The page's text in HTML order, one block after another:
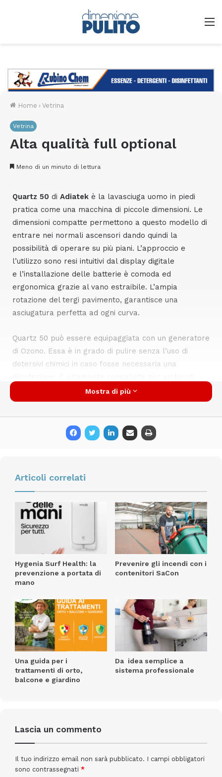
Home › Vetrina
Vetrina
Alta qualità full optional
Meno di un minuto di lettura
Quartz 50 di Adiatek è la lavasciuga uomo in piedi
pratica come una macchina di piccole dimensioni. Le
dimensioni compatte permettono a questo modello di
entrare nei normali ascensori dando quindi la
possibilità di operare su più piani. L’approccio e
l’utilizzo sono resi intuitivi dal display digitale
e l’installazione delle batterie è comoda ed
ergonomica grazie al vano estraibile. L’ampia
rotazione del tergi pavimento, garantisce una
asciugatura perfetta ad ogni curva.
Quartz 50 può essere equipaggiata con un generatore
di Ozono. Essa è in grado di pulire senza l’uso di
detersivi chimici in caso fosse necessaria una
ospedalieri ove è necessaria sia una pulizia che di
sanificazione.
www.adiatek.com
Mostra di più
Articoli correlati
Hygenia Surf Health: la
prevenzione a portata di
mano
Prevenire gli incendi con i
contenitori SaCon
Una guida per i
trattamenti di orto,
balcone e giardino
Da idea semplice a
sistema professionale
Lascia un commento
Il tuo indirizzo email non sarà pubblicato. I campi obbligatori
sono contrassegnati *